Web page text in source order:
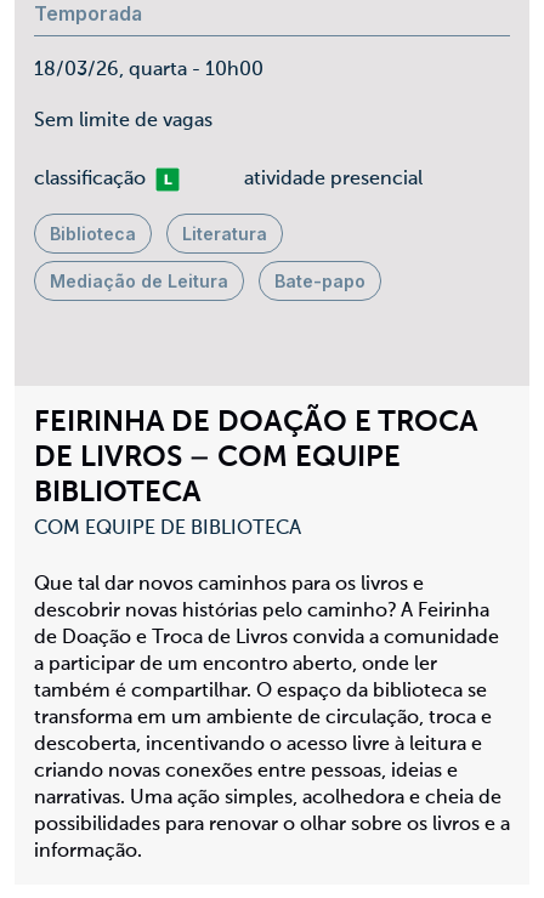
FEIRINHA DE DOAÇÃO E TROCA
DE LIVROS – COM EQUIPE
BIBLIOTECA
COM EQUIPE DE BIBLIOTECA
Que tal dar novos caminhos para os livros e
descobrir novas histórias pelo caminho? A Feirinha
de Doação e Troca de Livros convida a comunidade
a participar de um encontro aberto, onde ler
também é compartilhar. O espaço da biblioteca se
transforma em um ambiente de circulação, troca e
descoberta, incentivando o acesso livre à leitura e
criando novas conexões entre pessoas, ideias e
narrativas. Uma ação simples, acolhedora e cheia de
possibilidades para renovar o olhar sobre os livros e a
informação.
Temporada
18/03/26, quarta - 10h00
Sem limite de vagas
classificaçãoLivre atividade presencial
Biblioteca Literatura
Mediação de Leitura Bate-papo